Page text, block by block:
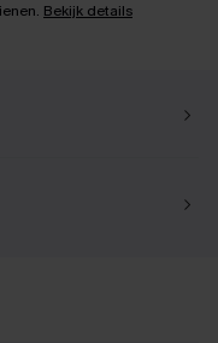
Bekijk details